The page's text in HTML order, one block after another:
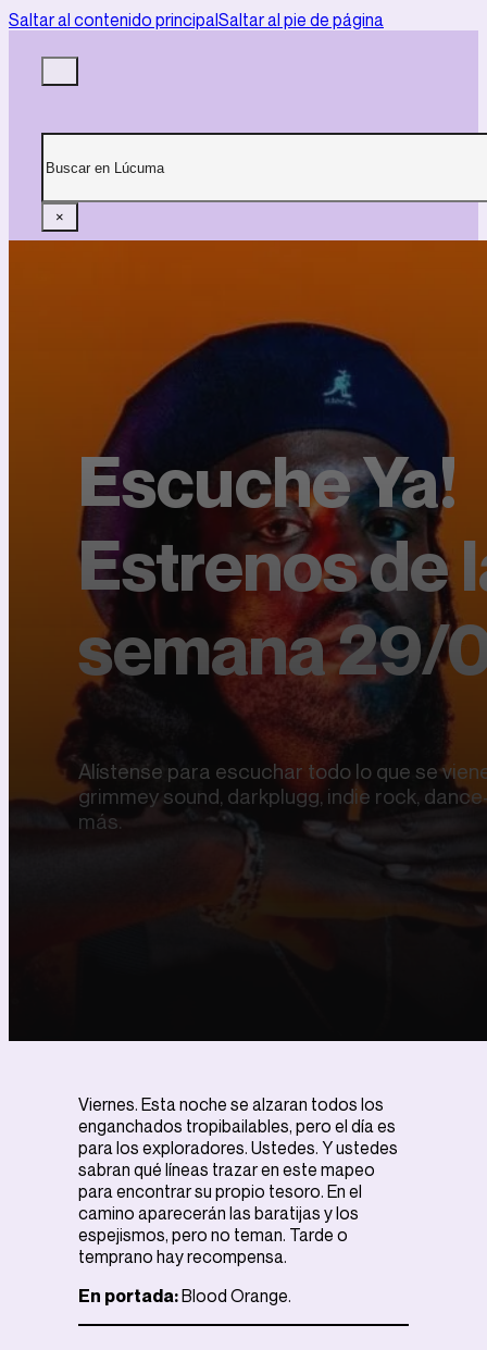
Saltar al contenido principalSaltar al pie de página
×
Escuche Ya!
Estrenos de
semana 29/
Alístense para escuchar todo lo que se
grimmey sound, darkplugg, indie rock,
más.
Viernes. Esta noche se alzaran todos los
enganchados tropibailables, pero el día es
para los exploradores. Ustedes. Y ustedes
sabran qué líneas trazar en este mapeo
para encontrar su propio tesoro. En el
camino aparecerán las baratijas y los
espejismos, pero no teman. Tarde o
temprano hay recompensa.
En portada:Blood Orange.